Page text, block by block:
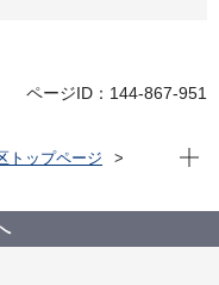
ページID：144-867-951
トップページ
現在